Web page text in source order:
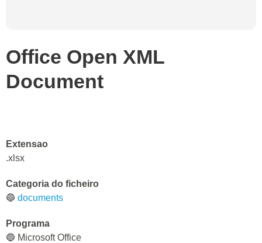
Office Open XML
Document
Extensao
.xlsx
Categoria do ficheiro
🔵 documents
Programa
🔵 Microsoft Office